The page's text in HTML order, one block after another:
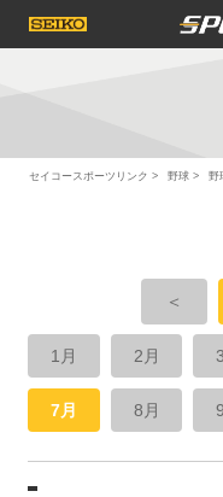
セイコースポーツリンク 野球 野
＜
1月 2月
7月 8月